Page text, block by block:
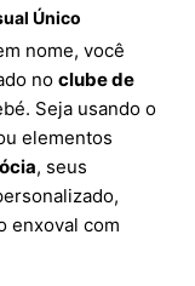
Único
nome, você
no clube de
Seja usando o
elementos
, seus
enxoval com